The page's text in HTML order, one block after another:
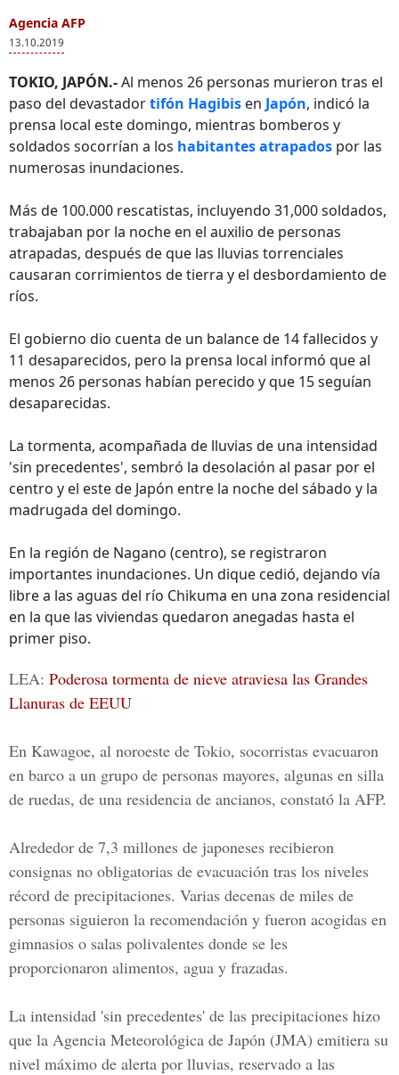
Agencia AFP
13.10.2019
TOKIO, JAPÓN.-Al menos 26 personas murieron tras el
paso del devastadortifón Hagibis en Japón, indicó la
prensa local este domingo, mientras bomberos y
soldados socorrían a los habitantes atrapados por las
numerosas inundaciones.
Más de 100.000 rescatistas, incluyendo 31,000 soldados,
trabajaban por la noche en el auxilio de personas
atrapadas, después de que las lluvias torrenciales
causaran corrimientos de tierra y el desbordamiento de
ríos.
El gobierno dio cuenta de un balance de 14 fallecidos y
11 desaparecidos, pero la prensa local informó que al
menos 26 personas habían perecido y que 15 seguían
desaparecidas.
La tormenta, acompañada de lluvias de una intensidad
'sin precedentes', sembró la desolación al pasar por el
centro y el este de Japón entre la noche del sábado y la
madrugada del domingo.
En la región de Nagano (centro), se registraron
importantes inundaciones. Un dique cedió, dejando vía
libre a las aguas del río Chikuma en una zona residencial
en la que las viviendas quedaron anegadas hasta el
primer piso.
LEA: Poderosa tormenta de nieve atraviesa las Grandes
Llanuras de EEUU
En Kawagoe, al noroeste de Tokio, socorristas evacuaron
en barco a un grupo de personas mayores, algunas en silla
de ruedas, de una residencia de ancianos, constató la AFP.
Alrededor de 7,3 millones de japoneses recibieron
consignas no obligatorias de evacuación tras los niveles
récord de precipitaciones. Varias decenas de miles de
personas siguieron la recomendación y fueron acogidas en
gimnasios o salas polivalentes donde se les
proporcionaron alimentos, agua y frazadas.
La intensidad 'sin precedentes' de las precipitaciones hizo
que la Agencia Meteorológica de Japón (JMA) emitiera su
nivel máximo de alerta por lluvias, reservado a las